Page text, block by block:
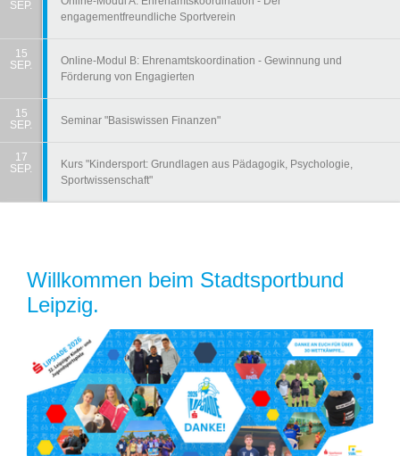
SEP.
engagementfreundliche Sportverein
15
SEP.
Online-Modul B: Ehrenamtskoordination - Gewinnung und
Förderung von Engagierten
15
SEP.
Seminar "Basiswissen Finanzen"
17
SEP.
Kurs "Kindersport: Grundlagen aus Pädagogik, Psychologie,
Sportwissenschaft"
Willkommen beim Stadtsportbund
Leipzig.